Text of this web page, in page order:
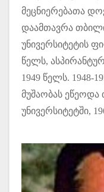
მეცნიერებათა
დაამთავრა
უნივერსიტეტის
წელს,
1949 წელს. 1948-
მუშაობას
უნივერსიტეტში,